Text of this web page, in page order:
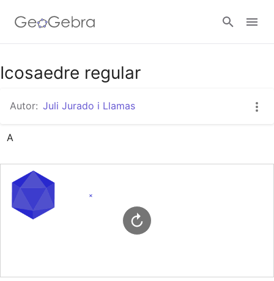
Google Classroom
Aula GeoGebra
Icosaedre regular
Autor: Juli Jurado i Llamas
A